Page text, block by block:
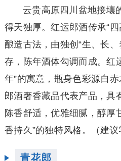
云贵高原四川盆地接壤
得天独厚。红运郎酒传承“
酿造古法，由独创“生、长
存，陈年酒体勾调而成。红
年”的寓意，瓶身色彩源自
郎酒奢香藏品代表产品，具
陈香舒适，优雅细腻，醇厚
香持久”的独特风格。
（建
青花郎